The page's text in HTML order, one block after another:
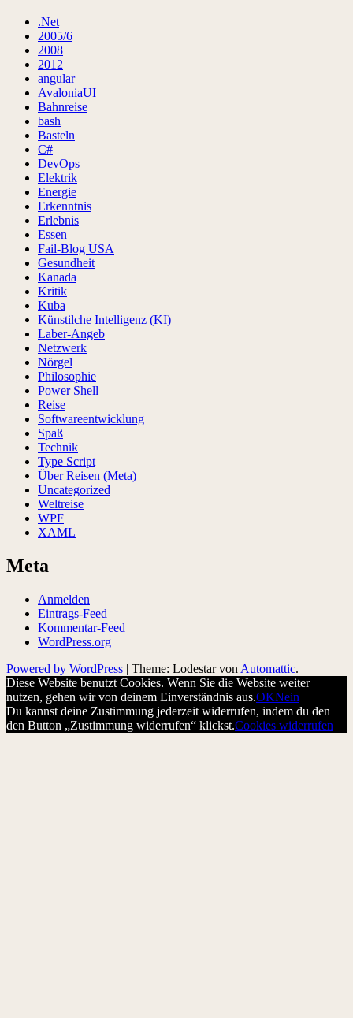
.Net
2005/6
2008
2012
angular
AvaloniaUI
Bahnreise
bash
Basteln
C#
DevOps
Elektrik
Energie
Erkenntnis
Erlebnis
Essen
Fail-Blog USA
Gesundheit
Kanada
Kritik
Kuba
Künstilche Intelligenz (KI)
Laber-Angeb
Netzwerk
Nörgel
Philosophie
Power Shell
Reise
Softwareentwicklung
Spaß
Technik
Type Script
Über Reisen (Meta)
Uncategorized
Weltreise
WPF
XAML
Meta
Anmelden
Eintrags-Feed
Kommentar-Feed
WordPress.org
Powered by WordPress | Theme: Lodestar von Automattic.
Diese Website benutzt Cookies. Wenn Sie die Website weiter
nutzen, gehen wir von deinem Einverständnis aus.OKNein
Du kannst deine Zustimmung jederzeit widerrufen, indem du den
den Button „Zustimmung widerrufen“ klickst.Cookies widerrufen